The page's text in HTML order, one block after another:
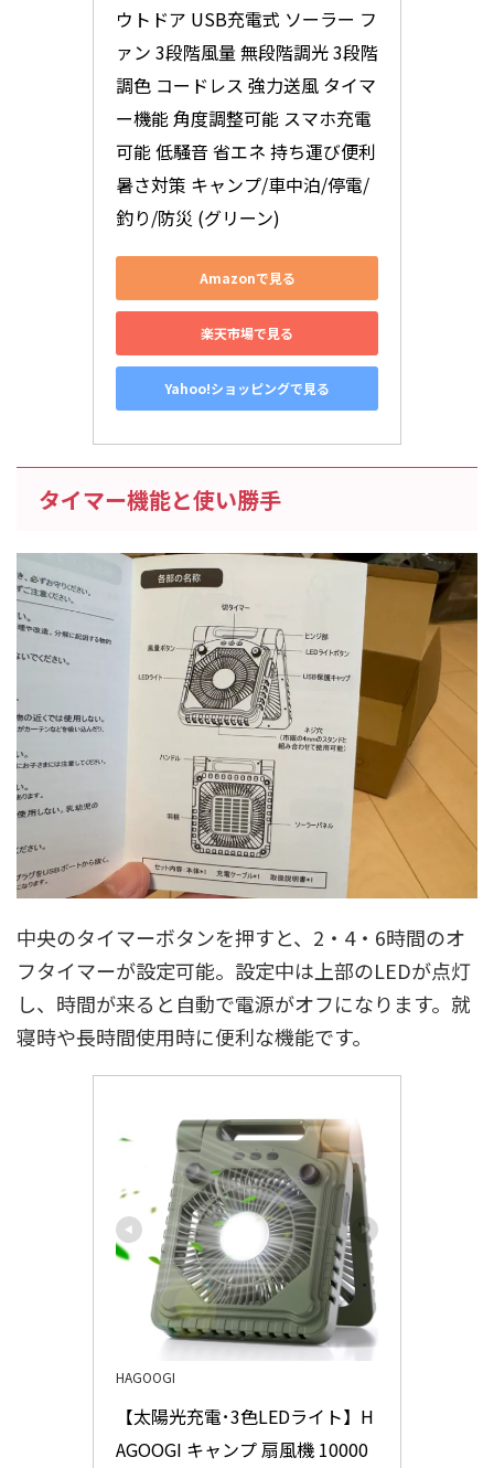
ウトドア USB充電式 ソーラー フ
ァン 3段階風量 無段階調光 3段階
調色 コードレス 強力送風 タイマ
ー機能 角度調整可能 スマホ充電
可能 低騒音 省エネ 持ち運び便利
暑さ対策 キャンプ/車中泊/停電/
釣り/防災 (グリーン)
Amazonで見る
楽天市場で見る
Yahoo!ショッピングで見る
タイマー機能と使い勝手
中央のタイマーボタンを押すと、2・4・6時間のオ
フタイマーが設定可能。設定中は上部のLEDが点灯
し、時間が来ると自動で電源がオフになります。就
寝時や長時間使用時に便利な機能です。
HAGOOGI
【太陽光充電･3色LEDライト】H
AGOOGI キャンプ 扇風機 10000